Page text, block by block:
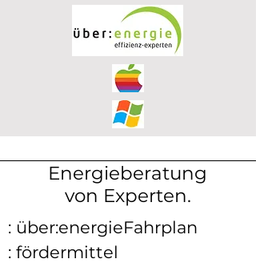
Energieberatung
von Experten.
: über:energieFahrplan
: fördermittel